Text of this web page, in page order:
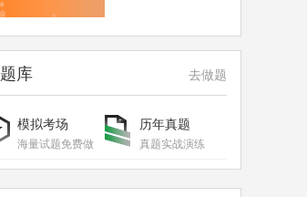
题库 去做题
模拟考场
海量试题免费做
历年真题
真题实战演练